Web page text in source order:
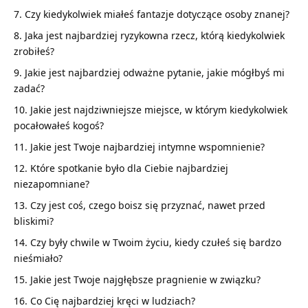
Czy kiedykolwiek miałeś fantazje dotyczące osoby znanej?
Jaka jest najbardziej ryzykowna rzecz, którą kiedykolwiek
zrobiłeś?
Jakie jest najbardziej odważne pytanie, jakie mógłbyś mi
zadać?
Jakie jest najdziwniejsze miejsce, w którym kiedykolwiek
pocałowałeś kogoś?
Jakie jest Twoje najbardziej intymne wspomnienie?
Które spotkanie było dla Ciebie najbardziej
niezapomniane?
Czy jest coś, czego boisz się przyznać, nawet przed
bliskimi?
Czy były chwile w Twoim życiu, kiedy czułeś się bardzo
nieśmiało?
Jakie jest Twoje najgłębsze pragnienie w związku?
Co Cię najbardziej kręci w ludziach?